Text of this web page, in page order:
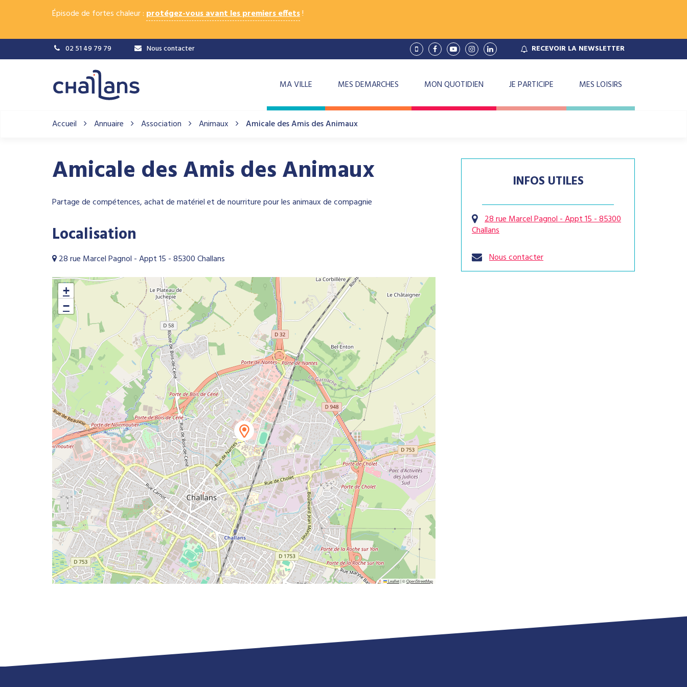
Épisode de fortes chaleur : protégez-vous avant les premiers effets!
02 51 49 79 79 Nous contacter Lien
vers
Vimeo
Lien
vers
Facebook
Lien
vers
Youtube
Lien
vers
Instagram
Lien
vers
Linkedin
RECEVOIR LA NEWSLETTER
MA VILLE MES DEMARCHES MON QUOTIDIEN JE PARTICIPE MES LOISIRS
Accueil Annuaire Association Animaux Amicale des Amis des Animaux
Amicale des Amis des Animaux
Partage de compétences, achat de matériel et de nourriture pour les animaux de compagnie
Localisation
28 rue Marcel Pagnol - Appt 15 - 85300 Challans
+
−
Leaflet|©OpenStreetMap
INFOS UTILES
28 rue Marcel Pagnol - Appt 15 - 85300
Challans
Nous contacter